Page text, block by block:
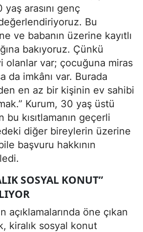
arasını genç
Bu
ve babanın üzerine kayıtlı
bakıyoruz. Çünkü
olanlar var; çocuğuna miras
da imkânı var. Burada
en az bir kişinin ev sahibi
Kurum, 30 yaş üstü
kısıtlamanın geçerli
diğer bireylerin üzerine
başvuru hakkının
SOSYAL KONUT”
açıklamalarında öne çıkan
kiralık sosyal konut